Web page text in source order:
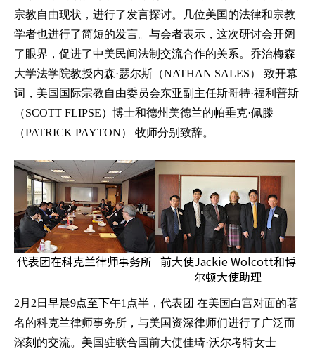
宗教自由现状，进行了发言探讨。几位美国的法律和宗教
学者也进行了简短的发言。与会者表示，这次研讨会开阔
了眼界，促进了中美民间法制交流合作的关系。乔治梅森
大学法学院教授内森·瑟尔斯（NATHAN SALES） 致开幕
词，美国国际宗教自由委员会东亚副主任斯哥特·福利普斯
（SCOTT FLIPSE）博士和德州美德兰的帕垂克·佩滕
（PATRICK PAYTON） 牧师分别致辞。
代表团在科克兰律师事务所 前大使Jackie Wolcott和博
尔顿大使助理
2 月 2 日早晨9点至下午1 点半，代表团 在美国白宫对面的著
名的科克兰律师事务所，与美国资深律师们进行了广泛而
深刻的交流。美国驻联合国前大使佳琦·沃尔考特女士